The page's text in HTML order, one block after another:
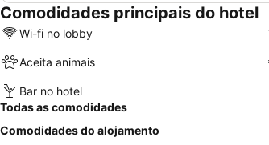
Comodidades principais do hotel
Wi-fi no lobby
Aceita animais
Bar no hotel
Todas as comodidades
Comodidades do alojamento